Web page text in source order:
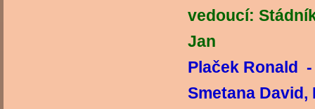
vedoucí:
Plaček Ronald
Smetana David,